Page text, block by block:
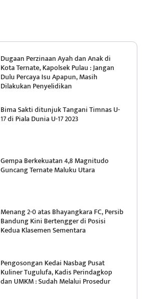
Dugaan Perzinaan Ayah dan Anak di
Kota Ternate, Kapolsek Pulau : Jangan
Dulu Percaya Isu Apapun, Masih
Dilakukan Penyelidikan
Bima Sakti ditunjuk Tangani Timnas U-
17 di Piala Dunia U-17 2023
Gempa Berkekuatan 4,8 Magnitudo
Guncang Ternate Maluku Utara
Menang 2-0 atas Bhayangkara FC, Persib
Bandung Kini Bertengger di Posisi
Kedua Klasemen Sementara
Pengosongan Kedai Nasbag Pusat
Kuliner Tugulufa, Kadis Perindagkop
dan UMKM : Sudah Melalui Prosedur